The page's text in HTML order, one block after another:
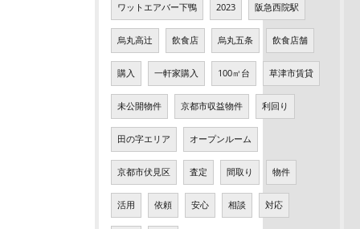
ワットエアバー下鴨 2023 阪急西院駅
烏丸高辻 飲食店 烏丸五条 飲食店舗
購入 一軒家購入 100㎡台 草津市賃貸
未公開物件 京都市収益物件 利回り
田の字エリア オープンルーム
京都市伏見区 査定 間取り 物件
活用 依頼 安心 相談 対応